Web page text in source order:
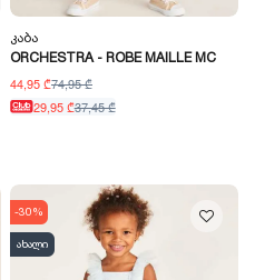
Კაბა
ORCHESTRA - ROBE MAILLE MC
44,95 ₾74,95 ₾
29,95 ₾37,45 ₾
-30%
ახალი